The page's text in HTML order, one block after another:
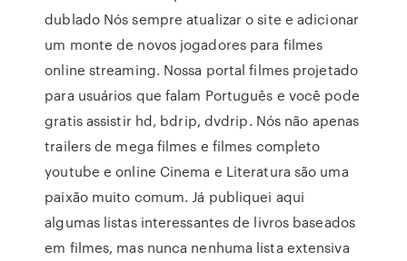
dublado Nós sempre atualizar o site e adicionar
um monte de novos jogadores para filmes
online streaming. Nossa portal filmes projetado
para usuários que falam Português e você pode
gratis assistir hd, bdrip, dvdrip. Nós não apenas
trailers de mega filmes e filmes completo
youtube e online Cinema e Literatura são uma
paixão muito comum. Já publiquei aqui
algumas listas interessantes de livros baseados
em filmes, mas nunca nenhuma lista extensiva